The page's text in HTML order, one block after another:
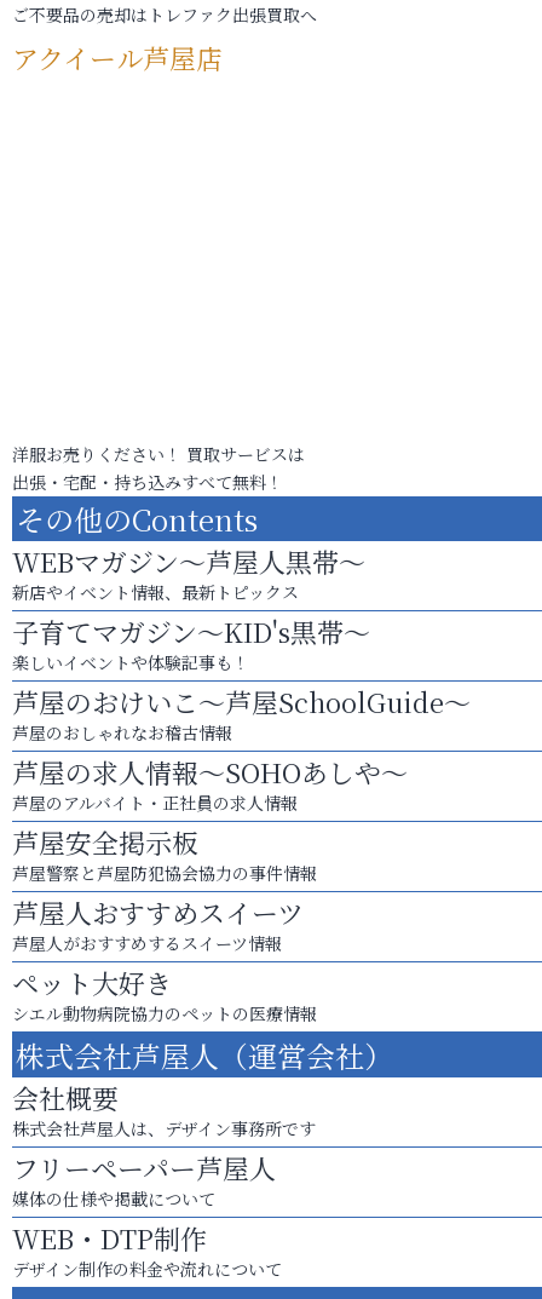
ご不要品の売却はトレファク出張買取へ
アクイール芦屋店
洋服お売りください！ 買取サービスは
出張・宅配・持ち込みすべて無料！
その他のContents
WEBマガジン～芦屋人黒帯～
新店やイベント情報、最新トピックス
子育てマガジン～KID's黒帯～
楽しいイベントや体験記事も！
芦屋のおけいこ～芦屋SchoolGuide～
芦屋のおしゃれなお稽古情報
芦屋の求人情報～SOHOあしや～
芦屋のアルバイト・正社員の求人情報
芦屋安全掲示板
芦屋警察と芦屋防犯協会協力の事件情報
芦屋人おすすめスイーツ
芦屋人がおすすめするスイーツ情報
ペット大好き
シエル動物病院協力のペットの医療情報
株式会社芦屋人（運営会社）
会社概要
株式会社芦屋人は、デザイン事務所です
フリーペーパー芦屋人
媒体の仕様や掲載について
WEB・DTP制作
デザイン制作の料金や流れについて